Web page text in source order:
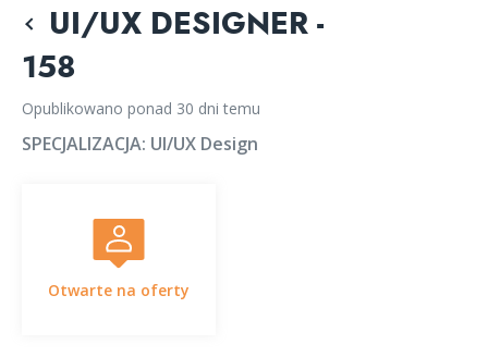
UI/UX DESIGNER -
158
Opublikowano ponad 30 dni temu
SPECJALIZACJA: UI/UX Design
Otwarte na oferty